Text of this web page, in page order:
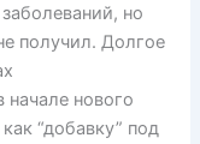
но
получил. Долгое
нового
“добавку” под